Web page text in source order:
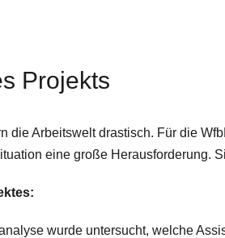
Projekts
die Arbeitswelt drastisch. Für die
eine große Herausforderung.
wurde untersucht, welche